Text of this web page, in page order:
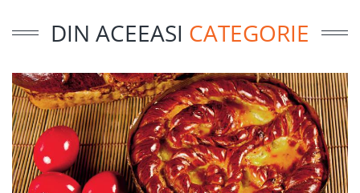
DIN ACEEASI CATEGORIE